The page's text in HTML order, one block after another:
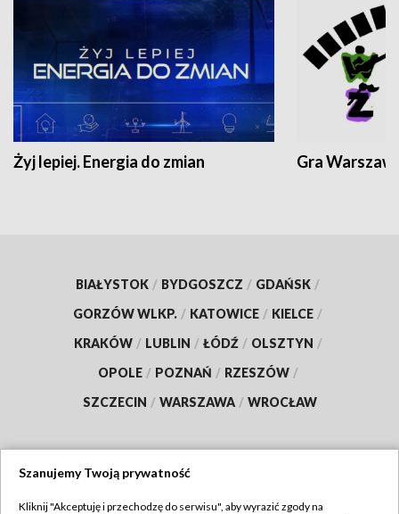
Żyj lepiej. Energia do zmian Gra
BIAŁYSTOK / BYDGOSZCZ / GDAŃSK /
GORZÓW WLKP. / KATOWICE / KIELCE /
KRAKÓW / LUBLIN / ŁÓDŹ / OLSZTYN /
OPOLE / POZNAŃ / RZESZÓW /
SZCZECIN / WARSZAWA / WROCŁAW
Szanujemy Twoją prywatność
Kliknij "Akceptuję i przechodzę do serwisu", aby wyrazić zgody na